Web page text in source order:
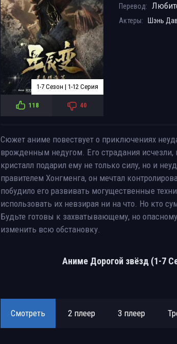
1-7 Сезон | 1-12 Серия
118 40
Перевод:
Актеры: Шэнь
Сюжет аниме повествует о приключениях
врожденным недугом. Его страдания исчезли,
кристалл подарил ему не только силу, но и
правителем Хонгменга, он мечтал
побудило его развивать могущественные
использовать их невзирая ни на что. Но кто
Будьте готовы к захватывающему, но
изменить всю обстановку.
Аниме Дорогой звёзд (1-7
Смотреть 2 плеер 3 плеер